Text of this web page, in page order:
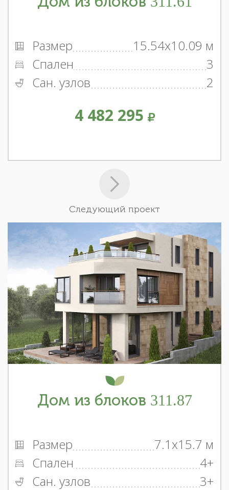
Размер
15.54x10.09 м
Спален
3
Сан. узлов
2
4 482 295
Следующий проект
Дом из блоков 311.87
Размер
7.1x15.7 м
Спален
4+
Сан. узлов
3+